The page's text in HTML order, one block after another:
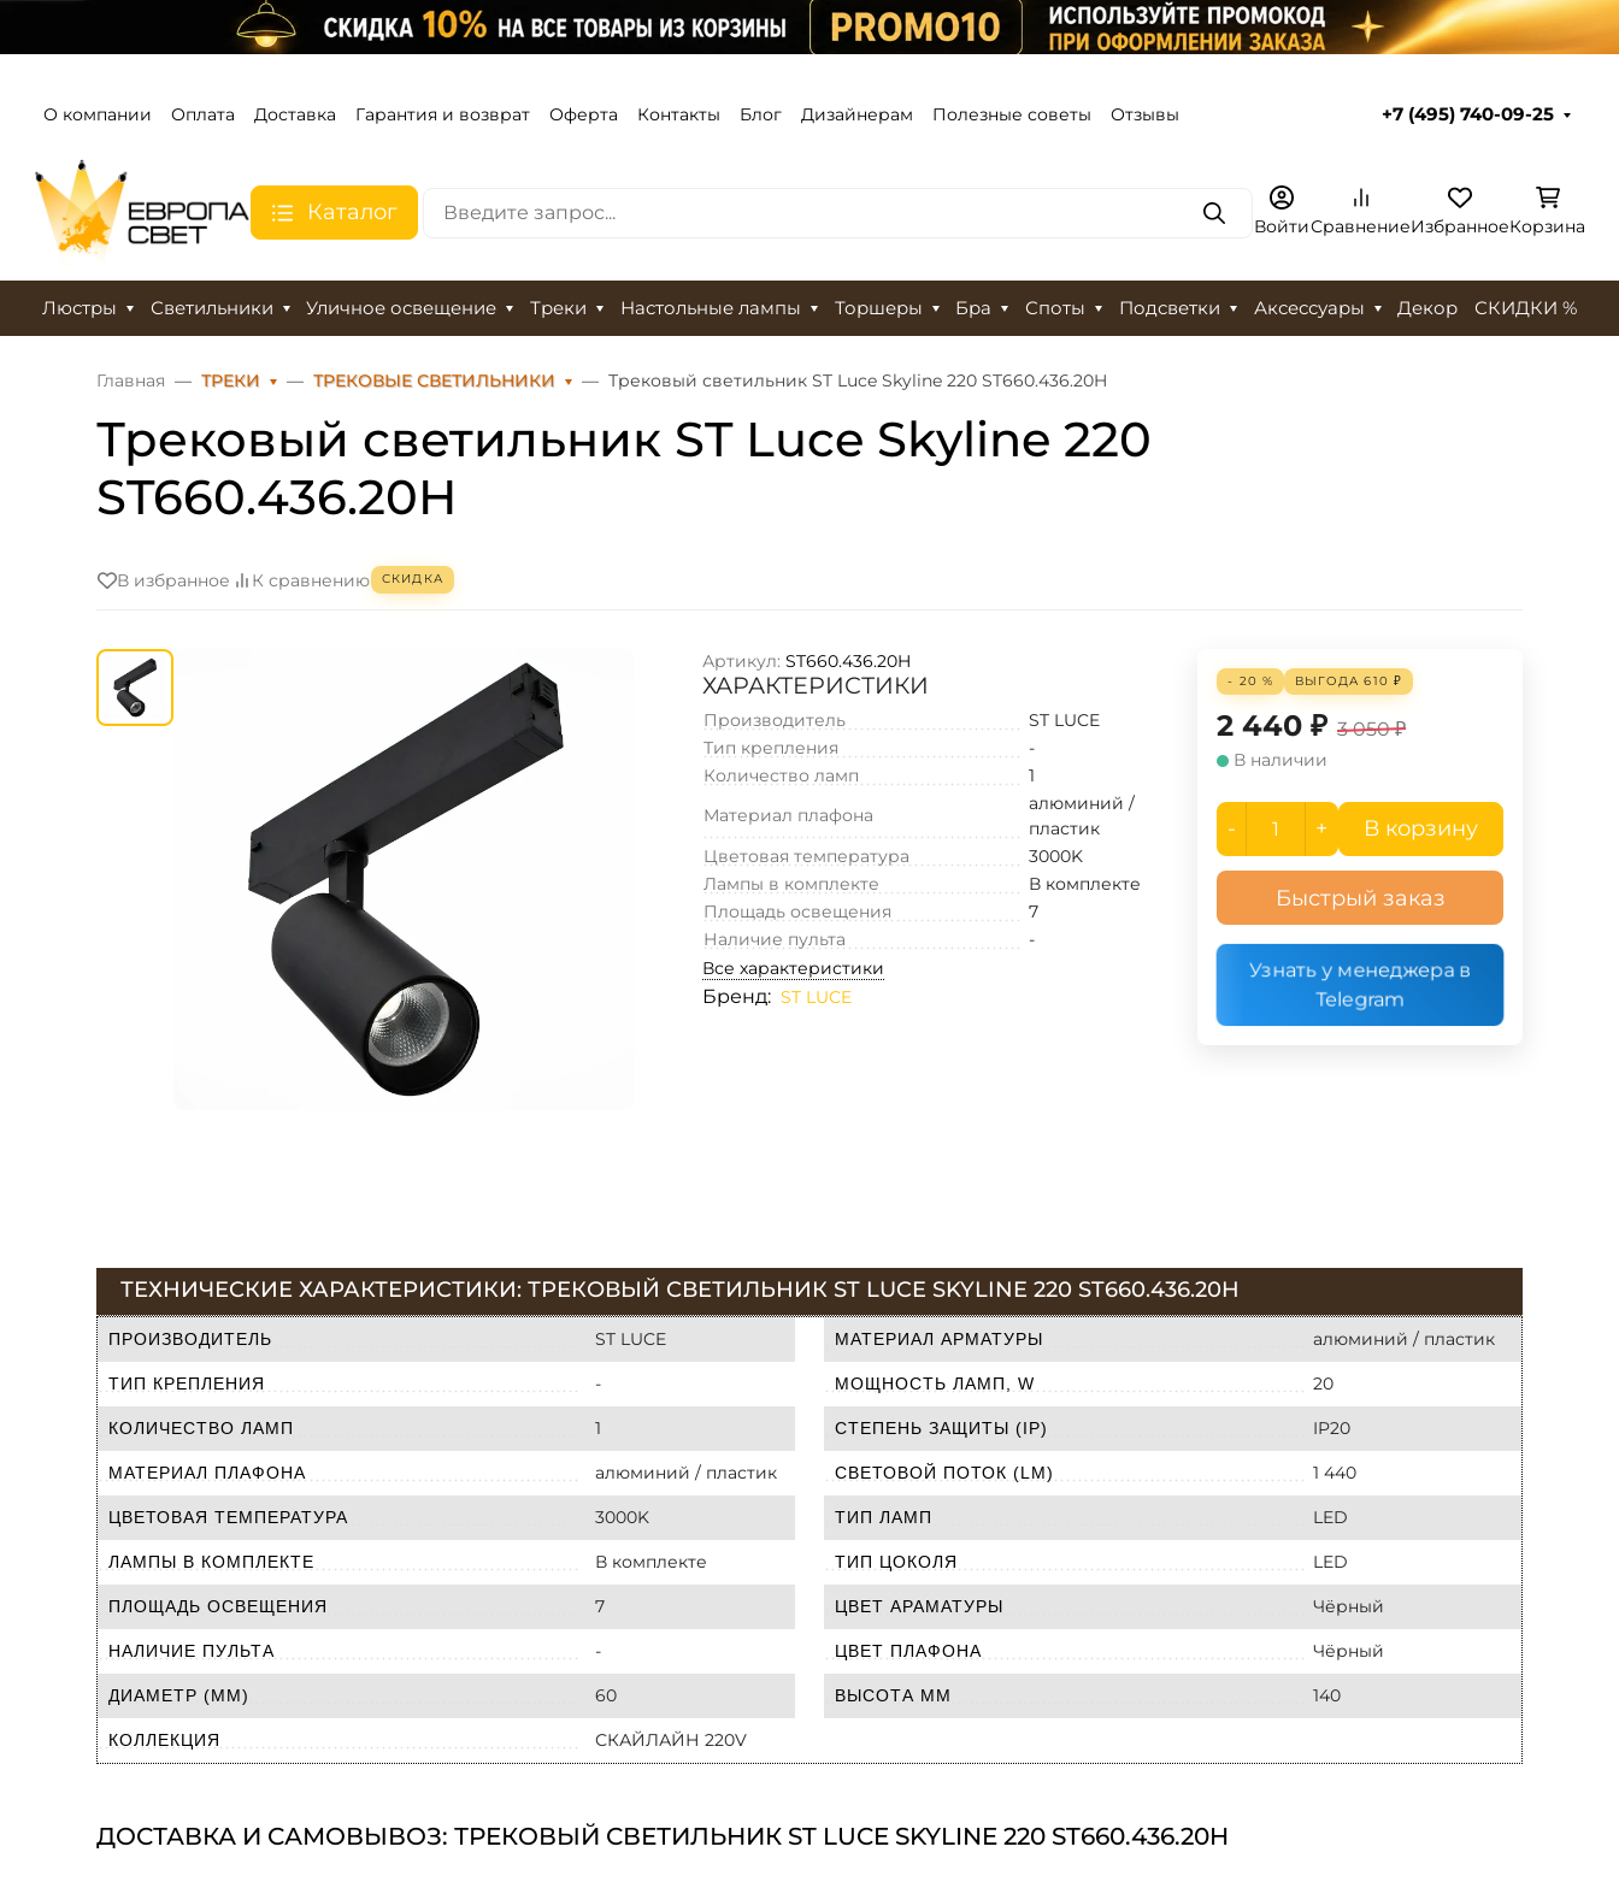
О компании Оплата Доставка Гарантия и возврат Оферта Контакты Блог Дизайнерам Полезные советы Отзывы +7 (495) 740-09-25
Каталог ПоискВойтиСравнениеИзбранноеКорзина
Люстры Светильники Уличное освещение Треки Настольные лампы Торшеры Бра Споты Подсветки Аксессуары Декор СКИДКИ %
Главная ТРЕКИ ТРЕКОВЫЕ СВЕТИЛЬНИКИ Трековый светильник ST Luce Skyline 220 ST660.436.20H
Трековый светильник ST Luce Skyline 220
ST660.436.20H
В избранное К сравнению СКИДКА
Артикул: ST660.436.20H
ХАРАКТЕРИСТИКИ
Производитель
ST LUCE
Тип крепления
-
Количество ламп
1
Материал плафона
алюминий /
пластик
Цветовая температура
3000K
Лампы в комплекте
В комплекте
Площадь освещения
7
Наличие пульта
-
Все характеристики
Бренд: ST LUCE
- 20 % ВЫГОДА610 ₽
2 440 ₽ 3 050 ₽
В наличии
- + В корзину
Быстрый заказ
Узнать у менеджера в
Telegram
ТЕХНИЧЕСКИЕ ХАРАКТЕРИСТИКИ: ТРЕКОВЫЙ СВЕТИЛЬНИК ST LUCE SKYLINE 220 ST660.436.20H
ПРОИЗВОДИТЕЛЬ ST LUCE
ТИП КРЕПЛЕНИЯ -
КОЛИЧЕСТВО ЛАМП 1
МАТЕРИАЛ ПЛАФОНА алюминий / пластик
ЦВЕТОВАЯ ТЕМПЕРАТУРА 3000K
ЛАМПЫ В КОМПЛЕКТЕ В комплекте
ПЛОЩАДЬ ОСВЕЩЕНИЯ 7
НАЛИЧИЕ ПУЛЬТА -
ДИАМЕТР (ММ) 60
КОЛЛЕКЦИЯ СКАЙЛАЙН 220V
МАТЕРИАЛ АРМАТУРЫ алюминий / пластик
МОЩНОСТЬ ЛАМП, W 20
СТЕПЕНЬ ЗАЩИТЫ (IP) IP20
СВЕТОВОЙ ПОТОК (LM) 1 440
ТИП ЛАМП LED
ТИП ЦОКОЛЯ LED
ЦВЕТ АРАМАТУРЫ Чёрный
ЦВЕТ ПЛАФОНА Чёрный
ВЫСОТА ММ 140
ДОСТАВКА И САМОВЫВОЗ: ТРЕКОВЫЙ СВЕТИЛЬНИК ST LUCE SKYLINE 220 ST660.436.20H